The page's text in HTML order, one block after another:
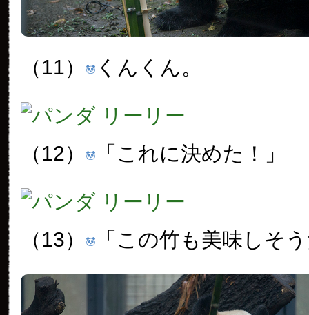
（11） くんくん。
（12） 「これに決めた！」
（13） 「この竹も美味しそ